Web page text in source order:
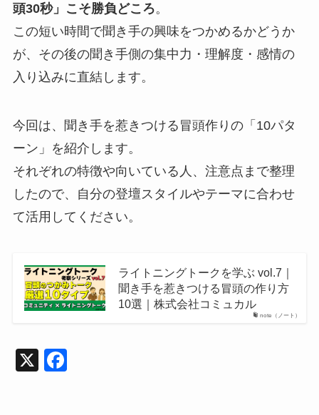
頭30秒」こそ勝負どころ。
この短い時間で聞き手の興味をつかめるかどうか
が、その後の聞き手側の集中力・理解度・感情の
入り込みに直結します。
今回は、聞き手を惹きつける冒頭作りの「10パタ
ーン」を紹介します。
それぞれの特徴や向いている人、注意点まで整理
したので、自分の登壇スタイルやテーマに合わせ
て活用してください。
note（ノート）
ライトニングトークを学ぶ vol.7｜
聞き手を惹きつける冒頭の作り方
10選｜株式会社コミュカル
X